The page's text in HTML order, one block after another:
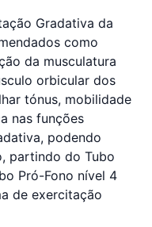
Gradativa da
como
da musculatura
orbicular dos
tónus, mobilidade
nas funções
podendo
partindo do Tubo
Pró-Fono nível 4
de exercitação